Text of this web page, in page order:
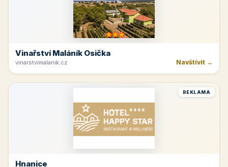
Vinařství Maláník Osička
vinarstvimalanik.cz Navštívit →
REKLAMA
Hnanice